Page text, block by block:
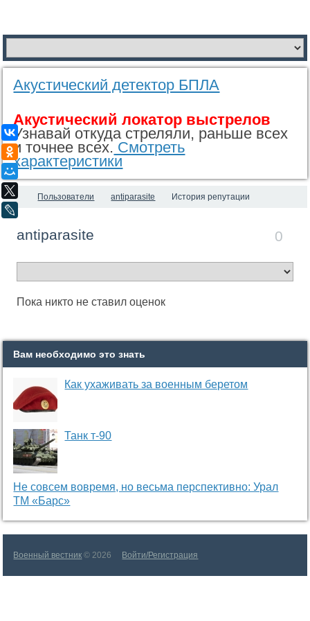
ВКонтакте
Одноклассники
Мой Мир
Акустический детектор БПЛА
Акустический локатор выстрелов
Узнавай откуда стреляли, раньше всех
и точнее всех. Смотреть
характеристики
Пользователи antiparasite История репутации
0
antiparasite
Пока никто не ставил оценок
Вам необходимо это знать
Как ухаживать за военным беретом
Танк т-90
Не совсем вовремя, но весьма перспективно: Урал
ТМ «Барс»
Военный вестник © 2026 Войти/Регистрация